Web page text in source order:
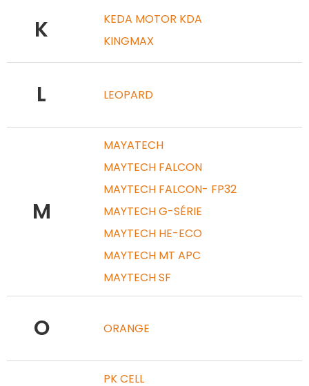
K
KEDA MOTOR KDA
KINGMAX
L LEOPARD
M
MAYATECH
MAYTECH FALCON
MAYTECH FALCON- FP32
MAYTECH G-SÉRIE
MAYTECH HE-ECO
MAYTECH MT APC
MAYTECH SF
O ORANGE
PK CELL